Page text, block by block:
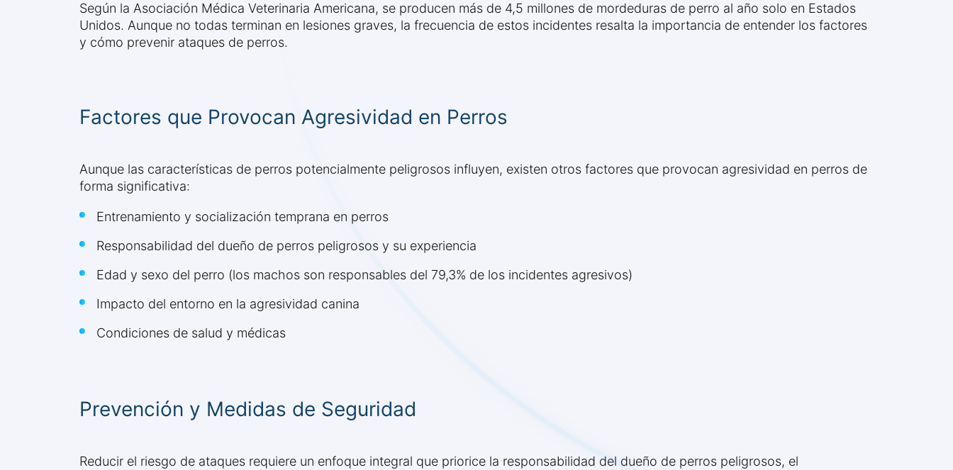
Según la Asociación Médica Veterinaria Americana, se producen más de 4,5 millones de mordeduras de perro al año solo en Estados
Unidos. Aunque no todas terminan en lesiones graves, la frecuencia de estos incidentes resalta la importancia de entender los factores
y cómo prevenir ataques de perros.
Factores que Provocan Agresividad en Perros
Aunque las características de perros potencialmente peligrosos influyen, existen otros factores que provocan agresividad en perros de
forma significativa:
Entrenamiento y socialización temprana en perros
Responsabilidad del dueño de perros peligrosos y su experiencia
Edad y sexo del perro (los machos son responsables del 79,3% de los incidentes agresivos)
Impacto del entorno en la agresividad canina
Condiciones de salud y médicas
Prevención y Medidas de Seguridad
Reducir el riesgo de ataques requiere un enfoque integral que priorice la responsabilidad del dueño de perros peligrosos, el